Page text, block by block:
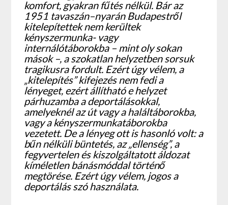
komfort, gyakran fűtés nélkül. Bár az
1951 tavaszán–nyarán Budapestről
kitelepítettek nem kerültek
kényszermunka- vagy
internálótáborokba – mint oly sokan
mások –, a szokatlan helyzetben sorsuk
tragikusra fordult. Ezért úgy vélem, a
„kitelepítés” kifejezés nem fedi a
lényeget, ezért állítható e helyzet
párhuzamba a deportálásokkal,
amelyeknél az út vagy a haláltáborokba,
vagy a kényszermunkatáborokba
vezetett. De a lényeg ott is hasonló volt: a
bűn nélküli büntetés, az „ellenség”, a
fegyvertelen és kiszolgáltatott áldozat
kíméletlen bánásmóddal történő
megtörése. Ezért úgy vélem, jogos a
deportálás szó használata.